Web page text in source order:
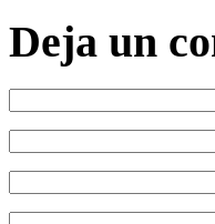
Deja un